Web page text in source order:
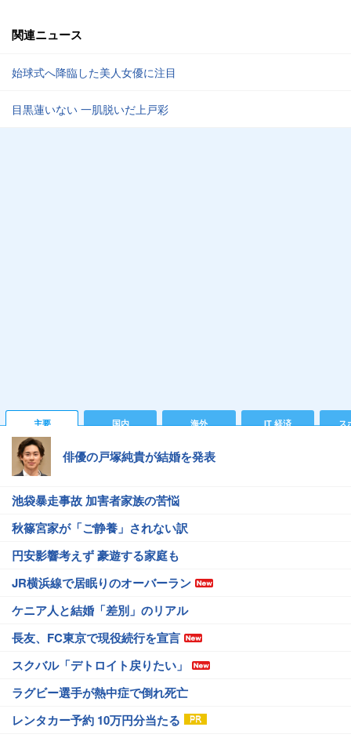
関連ニュース
始球式へ降臨した美人女優に注目
目黒蓮いない 一肌脱いだ上戸彩
主要 国内 海外 IT 経済 ス
俳優の戸塚純貴が結婚を発表
池袋暴走事故 加害者家族の苦悩
秋篠宮家が「ご静養」されない訳
円安影響考えず 豪遊する家庭も
JR横浜線で居眠りのオーバーラン
ケニア人と結婚「差別」のリアル
長友、FC東京で現役続行を宣言
スクバル「デトロイト戻りたい」
ラグビー選手が熱中症で倒れ死亡
レンタカー予約 10万円分当たる